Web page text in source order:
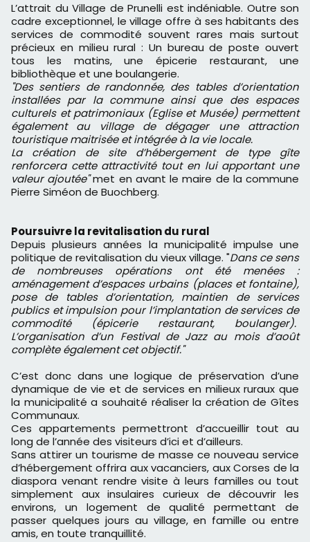
L’attrait du Village de Prunelli est indéniable. Outre son
cadre exceptionnel, le village offre à ses habitants des
services de commodité souvent rares mais surtout
précieux en milieu rural : Un bureau de poste ouvert
tous les matins, une épicerie restaurant, une
bibliothèque et une boulangerie.
"Des sentiers de randonnée, des tables d’orientation
installées par la commune ainsi que des espaces
culturels et patrimoniaux (Eglise et Musée) permettent
également au village de dégager une attraction
touristique maitrisée et intégrée à la vie locale.
La création de site d’hébergement de type gîte
renforcera cette attractivité tout en lui apportant une
valeur ajoutée"met en avant le maire de la commune
Pierre Siméon de Buochberg.
Poursuivre la revitalisation du rural
Depuis plusieurs années la municipalité impulse une
politique de revitalisation du vieux village. "Dans ce sens
de nombreuses opérations ont été menées :
aménagement d’espaces urbains (places et fontaine),
pose de tables d’orientation, maintien de services
publics et impulsion pour l’implantation de services de
commodité (épicerie restaurant, boulanger).
L’organisation d’un Festival de Jazz au mois d’août
complète également cet objectif."
C’est donc dans une logique de préservation d’une
dynamique de vie et de services en milieux ruraux que
la municipalité a souhaité réaliser la création de Gîtes
Communaux.
Ces appartements permettront d’accueillir tout au
long de l’année des visiteurs d’ici et d’ailleurs.
Sans attirer un tourisme de masse ce nouveau service
d’hébergement offrira aux vacanciers, aux Corses de la
diaspora venant rendre visite à leurs familles ou tout
simplement aux insulaires curieux de découvrir les
environs, un logement de qualité permettant de
passer quelques jours au village, en famille ou entre
amis, en toute tranquillité.